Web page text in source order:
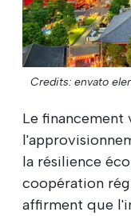
Credits: envato
Le financement
la résilience
coopération
affirment que